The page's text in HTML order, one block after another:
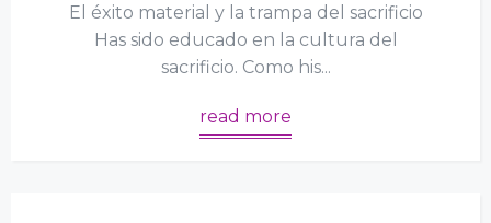
El éxito material y la trampa del sacrificio
Has sido educado en la cultura del
sacrificio. Como his...
read more